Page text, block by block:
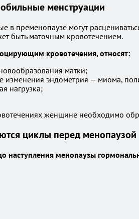
менструации
в пременопаузе могут
быть маточным кровотечением.
кровотечения, относят:
матки;
изменения эндометрия — миома,
нагрузка;
женщине необходимо
циклы перед менопаузой
наступления менопаузы